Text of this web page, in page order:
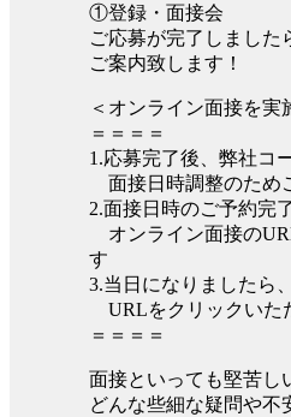
①登録・面接会
ご応募が完了しました
ご案内致します！
＜オンライン面接を実
＝＝＝＝
1.応募完了後、弊社コ
面接日時調整のため
2.面接日時のご予約完
オンライン面接の
す
3.当日になりましたら
URLをクリックいた
＝＝＝＝
面接といっても堅苦し
どんな些細な疑問や不